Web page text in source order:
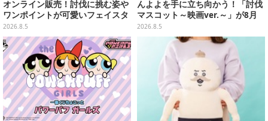
オンライン販売！討伐に挑む姿や
ワンポイントが可愛いフェイスタ
オル、バスマットなど全14種
2026.8.5
んよよを手に立ち向かう！「討伐
マスコット～映画ver.～」が8月
中旬より順次展開
2026.8.5